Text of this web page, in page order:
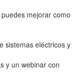
mejorar como
sistemas eléctricos y
y un webinar con